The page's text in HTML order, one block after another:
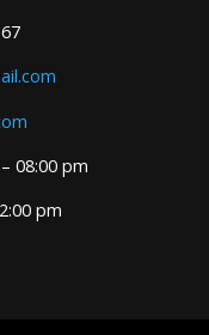
08:00 pm
pm